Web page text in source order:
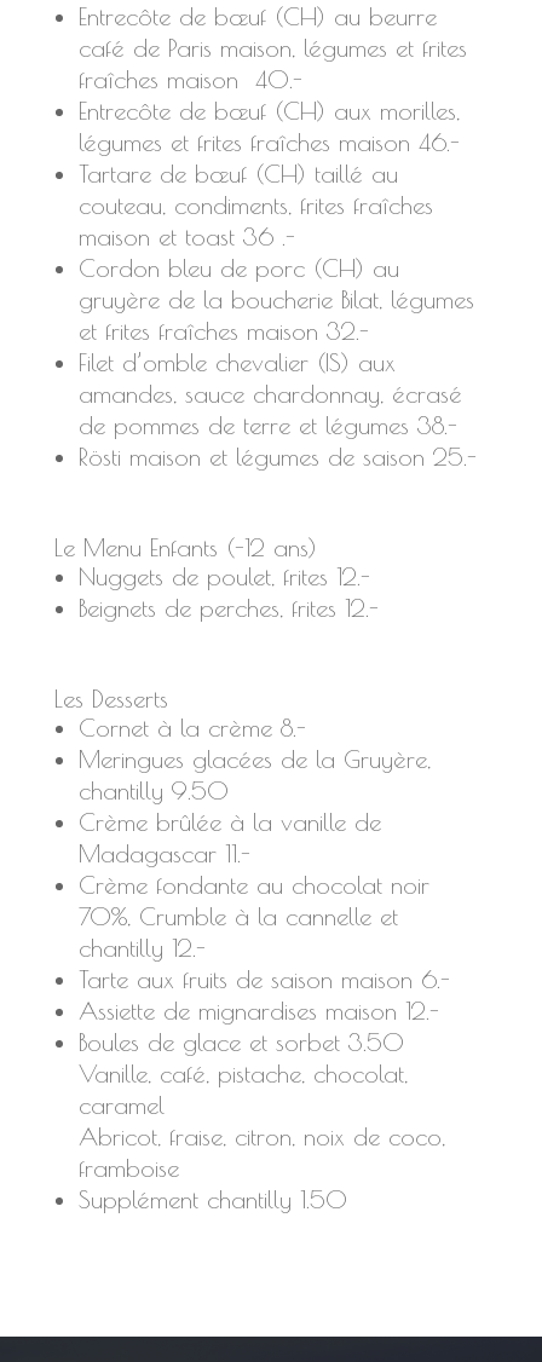
Entrecôte de bœuf (CH) au beurre
café de Paris maison, légumes et frites
fraîches maison 40.-
Entrecôte de bœuf (CH) aux morilles,
légumes et frites fraîches maison 46.-
Tartare de bœuf (CH) taillé au
couteau, condiments, frites fraîches
maison et toast 36 .-
Cordon bleu de porc (CH) au
gruyère de la boucherie Bilat, légumes
et frites fraîches maison 32.-
Filet d’omble chevalier (IS) aux
amandes, sauce chardonnay, écrasé
de pommes de terre et légumes 38.-
Rösti maison et légumes de saison 25.-
Le Menu Enfants (-12 ans)
Nuggets de poulet, frites 12.-
Beignets de perches, frites 12.-
Les Desserts
Cornet à la crème 8.-
Meringues glacées de la Gruyère,
chantilly 9.50
Crème brûlée à la vanille de
Madagascar 11.-
Crème fondante au chocolat noir
70%, Crumble à la cannelle et
chantilly 12.-
Tarte aux fruits de saison maison 6.-
Assiette de mignardises maison 12.-
Boules de glace et sorbet 3.50
Vanille, café, pistache, chocolat,
caramel
Abricot, fraise, citron, noix de coco,
framboise
Supplément chantilly 1.50